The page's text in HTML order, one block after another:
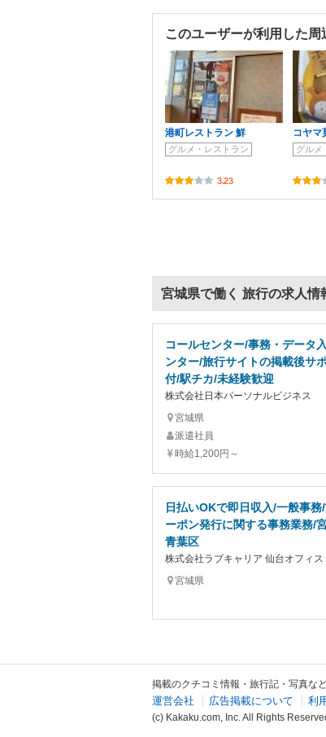
このユーザーが利用した周
港町レストラン 鮮
グルメ・レストラン
3.23
コヤマ
グルメ
宮城県で働く 旅行の求人情
コールセンター/事務・データ
ンター/旅行サイトの掲載後サ
付/駅チカ/未経験歓迎
株式会社日本パーソナルビジネス
宮城県
派遣社員
時給1,200円～
日払いOKで即日収入/一般事務
ーポン発行に関する事務業務/
青葉区
株式会社ラブキャリア 仙台オフィス
宮城県
掲載のクチコミ情報・旅行記・写真な
運営会社 広告掲載について 利
(c) Kakaku.com, Inc. All Rights